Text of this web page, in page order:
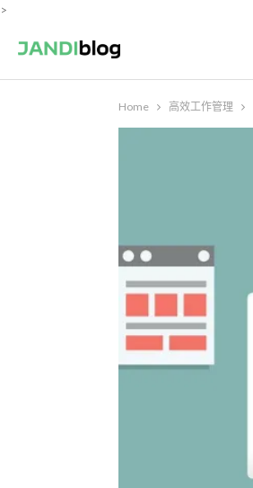
>
Home 高效工作管理